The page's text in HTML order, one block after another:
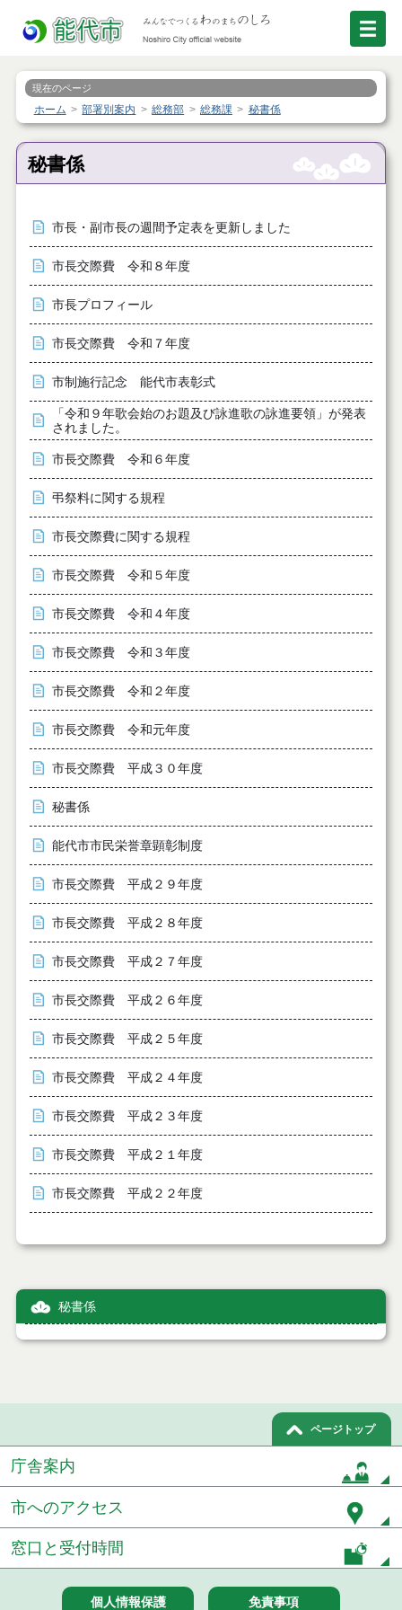
現在のページ
ホーム 部署別案内 総務部 総務課 秘書係
秘書係
市長・副市長の週間予定表を更新しました
市長交際費 令和８年度
市長プロフィール
市長交際費 令和７年度
市制施行記念 能代市表彰式
「令和９年歌会始のお題及び詠進歌の詠進要領」が発表
されました。
市長交際費 令和６年度
弔祭料に関する規程
市長交際費に関する規程
市長交際費 令和５年度
市長交際費 令和４年度
市長交際費 令和３年度
市長交際費 令和２年度
市長交際費 令和元年度
市長交際費 平成３０年度
秘書係
能代市市民栄誉章顕彰制度
市長交際費 平成２９年度
市長交際費 平成２８年度
市長交際費 平成２７年度
市長交際費 平成２６年度
市長交際費 平成２５年度
市長交際費 平成２４年度
市長交際費 平成２３年度
市長交際費 平成２１年度
市長交際費 平成２２年度
秘書係
ページトップ
庁舎案内
市へのアクセス
窓口と受付時間
個人情報保護 免責事項